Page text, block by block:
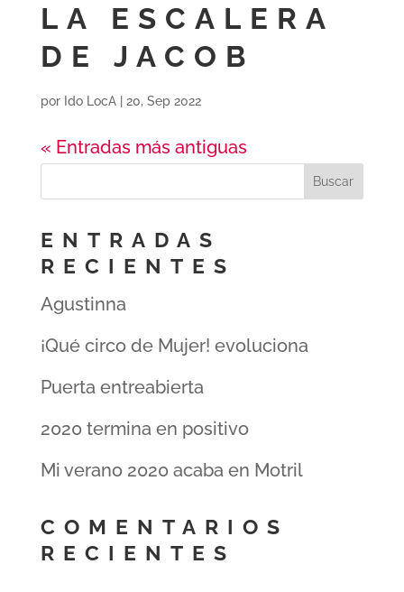
LA ESCALERA
DE JACOB
por Ido LocA| 20, Sep 2022
« Entradas más antiguas
ENTRADAS
RECIENTES
Agustinna
¡Qué circo de Mujer! evoluciona
Puerta entreabierta
2020 termina en positivo
Mi verano 2020 acaba en Motril
COMENTARIOS
RECIENTES